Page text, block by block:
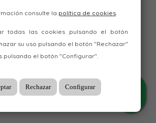
consulte la política de cookies.
todas las cookies pulsando el botón
su uso pulsando el botón "Rechazar"
pulsando el botón "Configurar".
Rechazar Configurar